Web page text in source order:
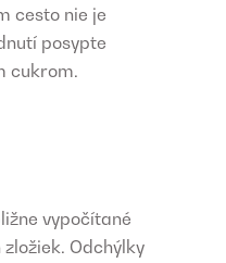
cesto nie je
posypte
cukrom.
vypočítané
Odchýlky